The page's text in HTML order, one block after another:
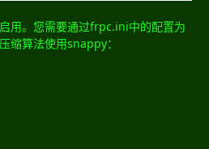
用。您需要通过frpc.ini中的配置为
缩算法使用snappy：